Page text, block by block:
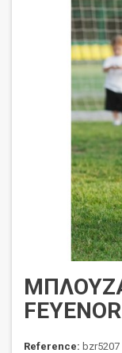
Reference: bzr5207